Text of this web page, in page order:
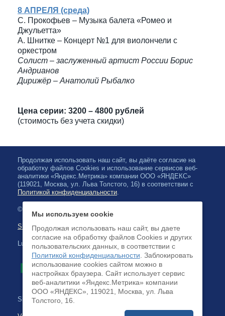
8 АПРЕЛЯ (среда)
С. Прокофьев – Музыка балета «Ромео и
Джульетта»
А. Шнитке – Концерт №1 для виолончели с
оркестром
Солист – заслуженный артист России Борис
Андрианов
Дирижёр – Анатолий Рыбалко
Цена серии: 3200 – 4800 рублей
(стоимость без учета скидки)
Продолжая использовать наш сайт, вы даёте согласие на
обработку файлов Cookies и использование сервисов веб-
аналитики «Яндекс.Метрика» компании ООО «ЯНДЕКС»
(119021, Москва, ул. Льва Толстого, 16) в соответствии с
Политикой конфиденциальности.
© 2026, Karjalan valtionfilharmonia
Sivuston kartta
Luottokortilla maksaminen on saatavilla
Sivuston kehittäminen:
Мы используем cookie
Продолжая использовать наш сайт, вы даете
согласие на обработку файлов Cookies и других
пользовательских данных, в соответствии с
Политикой конфиденциальности . Заблокировать
использование cookies сайтом можно в
настройках браузера. Cайт использует сервис
веб-аналитики «Яндекс.Метрика» компании
ООО «ЯНДЕКС», 119021, Москва, ул. Льва
Толстого, 16.